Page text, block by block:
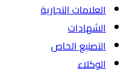
العلامات التجارية
الشهادات
التصنيع الخاص
الوكلاء